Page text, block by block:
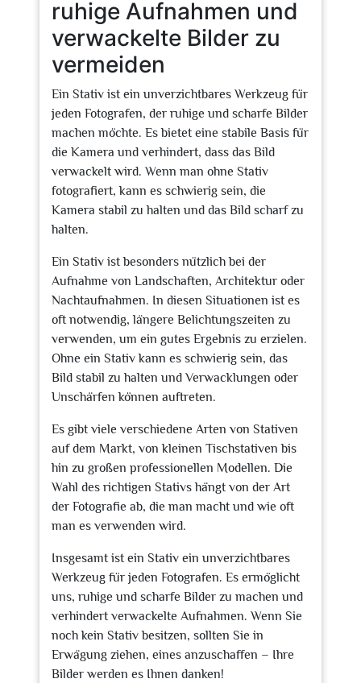
ruhige Aufnahmen und
verwackelte Bilder zu
vermeiden
Ein Stativ ist ein unverzichtbares Werkzeug für
jeden Fotografen, der ruhige und scharfe Bilder
machen möchte. Es bietet eine stabile Basis für
die Kamera und verhindert, dass das Bild
verwackelt wird. Wenn man ohne Stativ
fotografiert, kann es schwierig sein, die
Kamera stabil zu halten und das Bild scharf zu
halten.
Ein Stativ ist besonders nützlich bei der
Aufnahme von Landschaften, Architektur oder
Nachtaufnahmen. In diesen Situationen ist es
oft notwendig, längere Belichtungszeiten zu
verwenden, um ein gutes Ergebnis zu erzielen.
Ohne ein Stativ kann es schwierig sein, das
Bild stabil zu halten und Verwacklungen oder
Unschärfen können auftreten.
Es gibt viele verschiedene Arten von Stativen
auf dem Markt, von kleinen Tischstativen bis
hin zu großen professionellen Modellen. Die
Wahl des richtigen Stativs hängt von der Art
der Fotografie ab, die man macht und wie oft
man es verwenden wird.
Insgesamt ist ein Stativ ein unverzichtbares
Werkzeug für jeden Fotografen. Es ermöglicht
uns, ruhige und scharfe Bilder zu machen und
verhindert verwackelte Aufnahmen. Wenn Sie
noch kein Stativ besitzen, sollten Sie in
Erwägung ziehen, eines anzuschaffen – Ihre
Bilder werden es Ihnen danken!